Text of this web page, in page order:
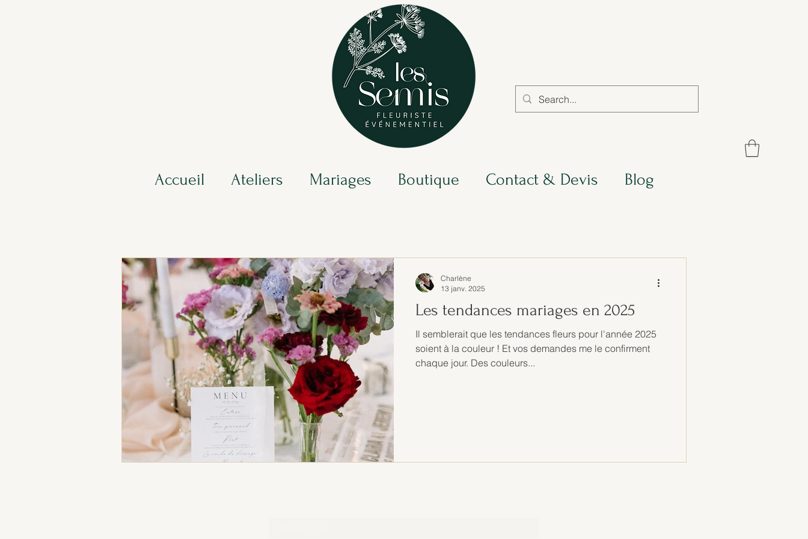
Accueil Ateliers Mariages Boutique Contact & Devis Blog
Les tendances mariages en 2025
Il semblerait que les tendances fleurs pour l'année 2025
soient à la couleur ! Et vos demandes me le confirment
chaque jour. Des couleurs...
Charlène
13 janv. 2025